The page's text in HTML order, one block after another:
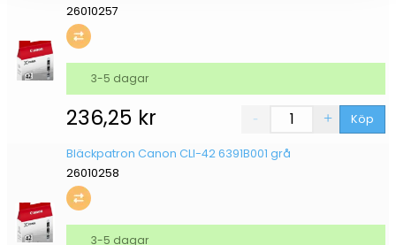
26010257
236,25 kr Köp
3-5 dagar
Bläckpatron Canon CLI-42 6391B001 grå
26010258
3-5 dagar